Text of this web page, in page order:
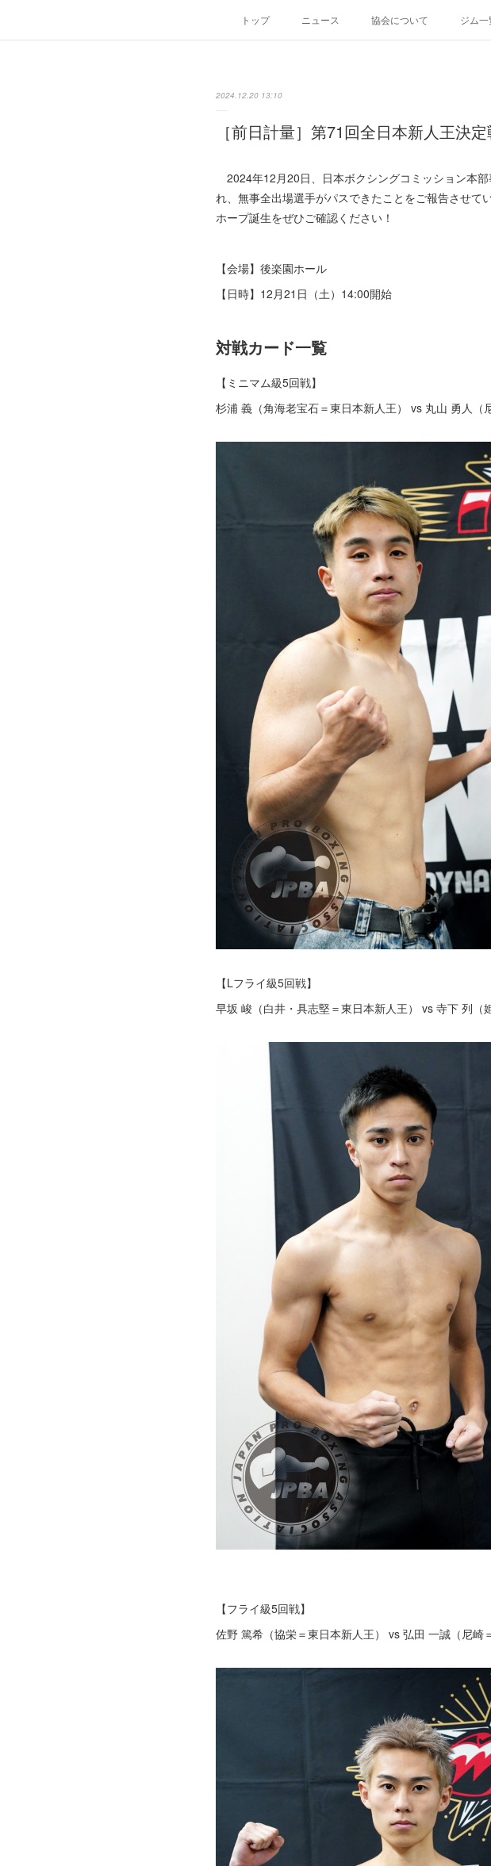
トップ ニュース 協会について ジム一
2024.12.20 13:10
［前日計量］第71回全日本新人王決
2024年12月20日、日本ボクシングコミッション本
れ、無事全出場選手がパスできたことをご報告させ
ホープ誕生をぜひご確認ください！
【会場】後楽園ホール
【日時】12月21日（土）14:00開始
対戦カード一覧
【ミニマム級5回戦】
杉浦 義（角海老宝石＝東日本新人王） vs 丸山 勇人（
【Lフライ級5回戦】
早坂 峻（白井・具志堅＝東日本新人王） vs 寺下 列（
【フライ級5回戦】
佐野 篤希（協栄＝東日本新人王） vs 弘田 一誠（尼崎